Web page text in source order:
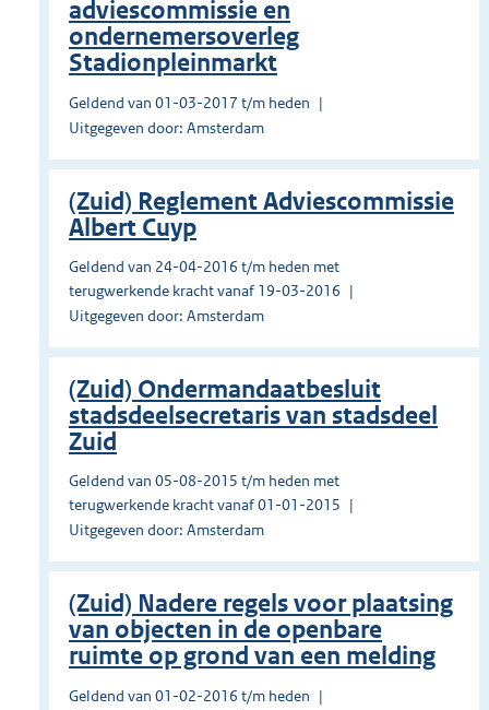
adviescommissie en
ondernemersoverleg
Stadionpleinmarkt
Geldend van 01-03-2017 t/m heden
Uitgegeven door: Amsterdam
(Zuid) Reglement Adviescommissie
Albert Cuyp
Geldend van 24-04-2016 t/m heden met
terugwerkende kracht vanaf 19-03-2016
Uitgegeven door: Amsterdam
(Zuid) Ondermandaatbesluit
stadsdeelsecretaris van stadsdeel
Zuid
Geldend van 05-08-2015 t/m heden met
terugwerkende kracht vanaf 01-01-2015
Uitgegeven door: Amsterdam
(Zuid) Nadere regels voor plaatsing
van objecten in de openbare
ruimte op grond van een melding
Geldend van 01-02-2016 t/m heden